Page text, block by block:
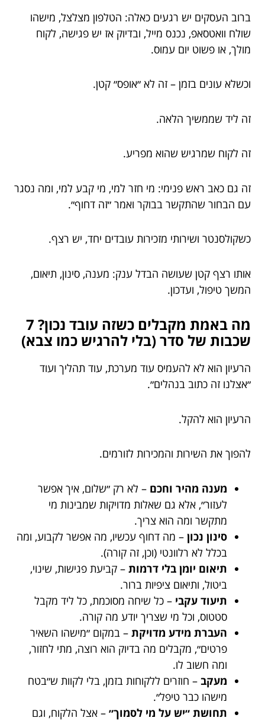
ברוב העסקים יש רגעים כאלה: הטלפון מצלצל, מישהו
שולח וואטסאפ, נכנס מייל, ובדיוק אז יש פגישה, לקוח
מולך, או פשוט יום עמוס.
וכשלא עונים בזמן – זה לא ״אופס״ קטן.
זה ליד שממשיך הלאה.
זה לקוח שמרגיש שהוא מפריע.
זה גם כאב ראש פנימי: מי חזר למי, מי קבע למי, ומה נסגר
עם הבחור שהתקשר בבוקר ואמר ״זה דחוף״.
כשקולסנטר ושירותי מזכירות עובדים יחד, יש רצף.
אותו רצף קטן שעושה הבדל ענק: מענה, סינון, תיאום,
המשך טיפול, ועדכון.
מה באמת מקבלים כשזה עובד נכון? 7
שכבות של סדר (בלי להרגיש כמו צבא)
הרעיון הוא לא להעמיס עוד מערכת, עוד תהליך ועוד
״אצלנו זה כתוב בנהלים״.
הרעיון הוא להקל.
להפוך את השירות והמכירות לזורמים.
מענה מהיר וחכם – לא רק ״שלום, איך אפשר
לעזור״, אלא גם שאלות מדויקות שמבינות מי
מתקשר ומה הוא צריך.
סינון נכון – מה דחוף עכשיו, מה אפשר לקבוע, ומה
בכלל לא רלוונטי (וכן, זה קורה).
תיאום יומן בלי דרמות – קביעת פגישות, שינוי,
ביטול, ותיאום ציפיות ברור.
תיעוד עקבי – כל שיחה מסוכמת, כל ליד מקבל
סטטוס, וכל מי שצריך יודע מה קורה.
העברת מידע מדויקת – במקום ״מישהו השאיר
פרטים״, מקבלים מה בדיוק הוא רוצה, מתי לחזור,
ומה חשוב לו.
מעקב – חוזרים ללקוחות בזמן, בלי לקוות ש״בטח
מישהו כבר טיפל״.
תחושת ״יש על מי לסמוך״ – אצל הלקוח, וגם